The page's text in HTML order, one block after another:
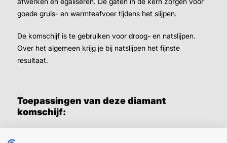
goede gruis- en warmteafvoer tijdens het slijpen.
De komschijf is te gebruiken voor droog- en natslijpen.
Over het algemeen krijg je bij natslijpen het fijnste
resultaat.
Toepassingen van deze diamant
komschijf: